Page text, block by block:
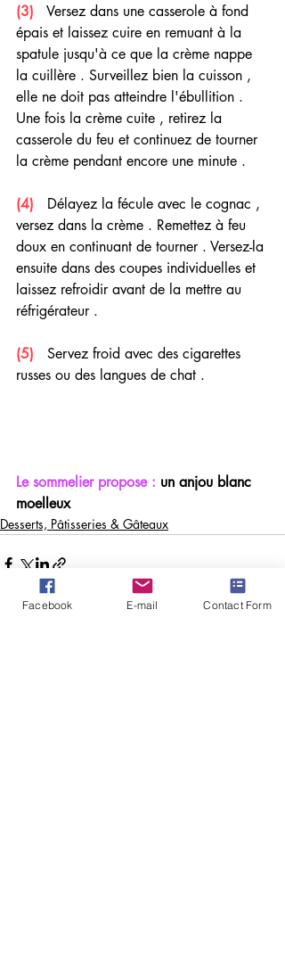
(3)
  Versez dans une casserole à fond
épais et laissez cuire en remuant à la
spatule jusqu'à ce que la crème nappe
la cuillère . Surveillez bien la cuisson ,
elle ne doit pas atteindre l'ébullition .
Une fois la crème cuite , retirez la
casserole du feu et continuez de tourner
la crème pendant encore une minute .
(4)
   Délayez la fécule avec le cognac ,
versez dans la crème . Remettez à feu
doux en continuant de tourner . Versez-la
ensuite dans des coupes individuelles et
laissez refroidir avant de la mettre au
réfrigérateur .
(5)
  Servez froid avec des cigarettes
russes ou des langues de chat .
Le sommelier propose : un anjou blanc
moelleux
Desserts, Pâtisseries & Gâteaux
Facebook E-mail Contact Form